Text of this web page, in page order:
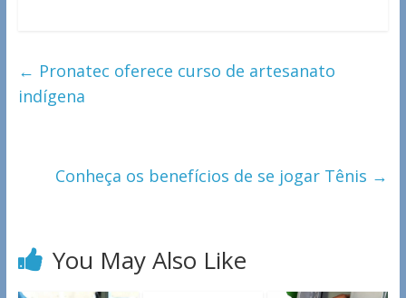
← Pronatec oferece curso de artesanato
indígena
Conheça os benefícios de se jogar Tênis →
You May Also Like